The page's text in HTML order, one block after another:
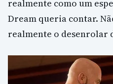
realmente como um
Dream queria contar.
realmente o desenrolar